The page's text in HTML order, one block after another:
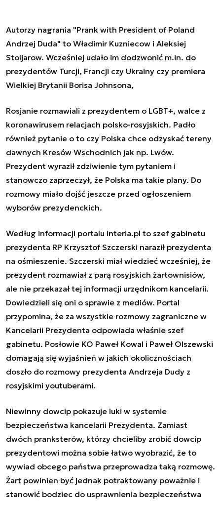
Autorzy nagrania "Prank with President of Poland
Andrzej Duda" to Władimir Kuzniecow i Aleksiej
Stoljarow. Wcześniej udało im dodzwonić m.in. do
prezydentów Turcji, Francji czy Ukrainy czy premiera
Wielkiej Brytanii Borisa Johnsona,
Rosjanie rozmawiali z prezydentem o LGBT+, walce z
koronawirusem relacjach polsko-rosyjskich. Padło
również pytanie o to czy Polska chce odzyskać tereny
dawnych Kresów Wschodnich jak np. Lwów.
Prezydent wyraził zdziwienie tym pytaniem i
stanowczo zaprzeczył, że Polska ma takie plany. Do
rozmowy miało dojść jeszcze przed ogłoszeniem
wyborów prezydenckich.
Według informacji portalu interia.pl to szef gabinetu
prezydenta RP Krzysztof Szczerski naraził prezydenta
na ośmieszenie. Szczerski miał wiedzieć wcześniej, że
prezydent rozmawiał z parą rosyjskich żartownisiów,
ale nie przekazał tej informacji urzędnikom kancelarii.
Dowiedzieli się oni o sprawie z mediów. Portal
przypomina, że za wszystkie rozmowy zagraniczne w
Kancelarii Prezydenta odpowiada właśnie szef
gabinetu. Posłowie KO Paweł Kowal i Paweł Olszewski
domagają się wyjaśnień w jakich okolicznościach
doszło do rozmowy prezydenta Andrzeja Dudy z
rosyjskimi youtuberami.
Niewinny dowcip pokazuje luki w systemie
bezpieczeństwa kancelarii Prezydenta. Zamiast
dwóch pranksterów, którzy chcieliby zrobić dowcip
prezydentowi można sobie łatwo wyobrazić, że to
wywiad obcego państwa przeprowadza taką rozmowę.
Żart powinien być jednak potraktowany poważnie i
stanowić bodziec do usprawnienia bezpieczeństwa